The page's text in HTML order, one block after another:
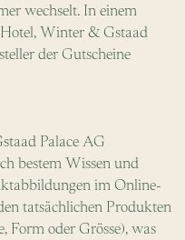
wechselt. In einem
Winter & Gstaad
der Gutscheine
Palace AG
bestem Wissen und
im Online-
tatsächlichen Produkten
Form oder Grösse), was